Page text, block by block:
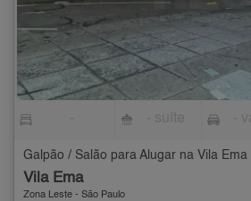
Galpão / Salão para Alugar na Vila Ema
Vila Ema
Zona Leste - São Paulo